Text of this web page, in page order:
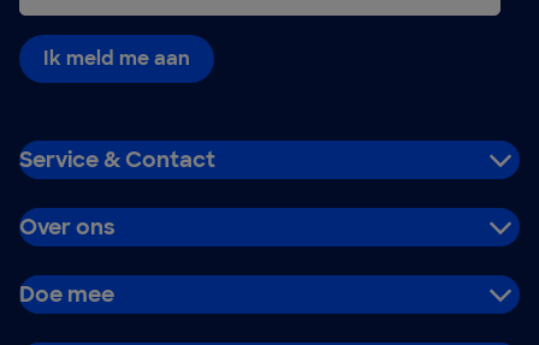
Ik meld me aan
Service & Contact
Over ons
Doe mee